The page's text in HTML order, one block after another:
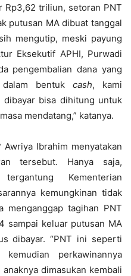
Rp3,62 triliun, setoran PNT
putusan MA dibuat tanggal
mengutip, meski payung
Eksekutif APHI, Purwadi
pengembalian dana yang
bentuk cash, kami
dibayar bisa dihitung untuk
mendatang,” katanya.
Ibrahim menyatakan
tersebut. Hanya saja,
Kementerian
kemungkinan tidak
menganggap tagihan PNT
sampai keluar putusan MA
dibayar. “PNT ini seperti
perkawinannya
dimasukan kembali